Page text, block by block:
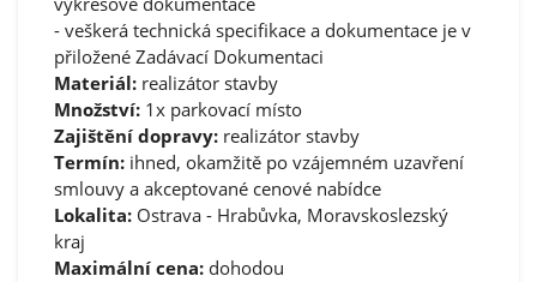
- veškerá technická specifikace a dokumentace je v
přiložené Zadávací Dokumentaci
Materiál: realizátor stavby
Množství: 1x parkovací místo
Zajištění dopravy: realizátor stavby
Termín: ihned, okamžitě po vzájemném uzavření
smlouvy a akceptované cenové nabídce
Lokalita: Ostrava - Hrabůvka, Moravskoslezský
kraj
Maximální cena: dohodou